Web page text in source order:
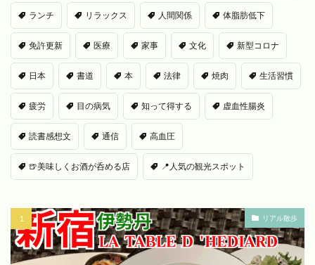
ランチ リラックス 人間関係 体脂肪低下
免許更新 医療 家事 文化 新型コロナ
日本 書道 本 法律 焼肉 生活習慣
疲労 目の病気 知って得する 虚血性腸炎
読書感想文 通信 高血圧
🍺美味しくお酒が呑める店 📍人気の観光スポット
リアル散歩